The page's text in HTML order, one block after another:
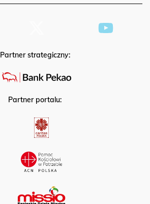
Partner strategiczny:
Partner portalu: